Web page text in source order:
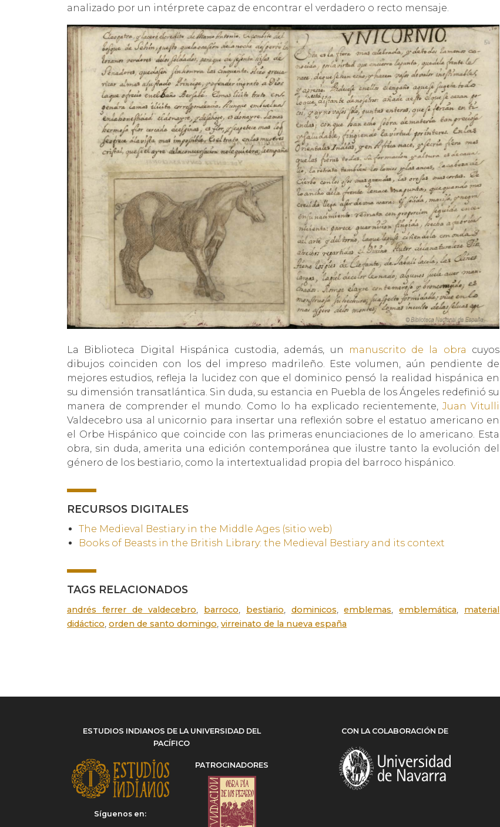
analizado por un intérprete capaz de encontrar el verdadero o recto mensaje.
La Biblioteca Digital Hispánica custodia, además, un manuscrito de la obra cuyos
dibujos coinciden con los del impreso madrileño. Este volumen, aún pendiente de
mejores estudios, refleja la lucidez con que el dominico pensó la realidad hispánica en
su dimensión transatlántica. Sin duda, su estancia en Puebla de los Ángeles redefinió su
manera de comprender el mundo. Como lo ha explicado recientemente,Juan Vitulli
Valdecebro usa al unicornio para insertar una reflexión sobre el estatuo americano en
el Orbe Hispánico que coincide con las primeras enunciaciones de lo americano. Esta
obra, sin duda, amerita una edición contemporánea que ilustre tanto la evolución del
género de los bestiario, como la intertextualidad propia del barroco hispánico.
RECURSOS DIGITALES
The Medieval Bestiary in the Middle Ages (sitio web)
Books of Beasts in the British Library: the Medieval Bestiary and its context
TAGS RELACIONADOS
andrés ferrer de valdecebro, barroco, bestiario, dominicos,emblemas,emblemática, material
didáctico, orden de santo domingo, virreinato de la nueva españa
ESTUDIOS INDIANOS DE LA UNIVERSIDAD DEL
PACÍFICO
Síguenos en:
PATROCINADORES
CON LA COLABORACIÓN DE